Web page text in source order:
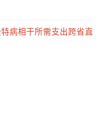
病相干所需支出跨省直